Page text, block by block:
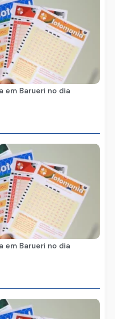
em Barueri no dia
em Barueri no dia